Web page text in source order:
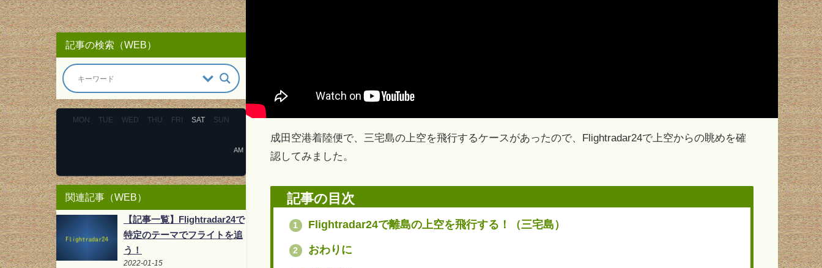
成田空港着陸便で、三宅島の上空を飛行するケースがあったので、Flightradar24で上空からの眺めを確
認してみました。
記事の目次
1 Flightradar24で離島の上空を飛行する！（三宅島）
2 おわりに
記事の検索（WEB）
MON TUE WED THU FRI SAT SUN
AM
関連記事（WEB）
【記事一覧】Flightradar24で
特定のテーマでフライトを追
う！
2022-01-15